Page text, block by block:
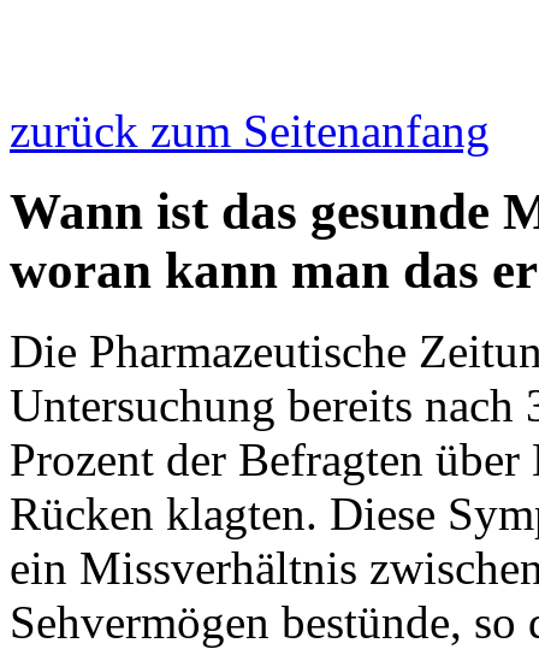
zurück zum Seitenanfang
Wann ist das gesunde
woran kann man das
Die Pharmazeutische
Untersuchung bereits nach
Prozent der Befragten
Rücken klagten. Diese
ein Missverhältnis
Sehvermögen bestünde, so